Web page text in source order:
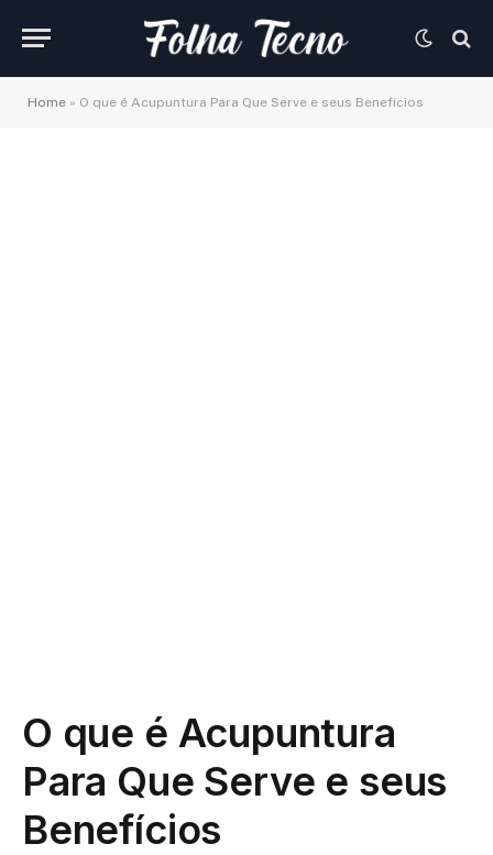
Home » O que é Acupuntura Para Que Serve e seus Benefícios
O que é Acupuntura
Para Que Serve e seus
Benefícios